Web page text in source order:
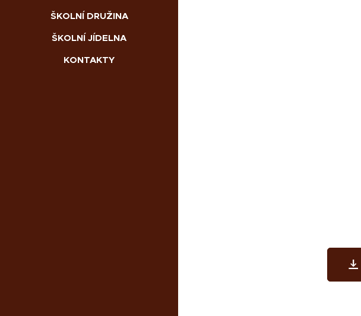
ŠKOLNÍ DRUŽINA
ŠKOLNÍ JÍDELNA
KONTAKTY